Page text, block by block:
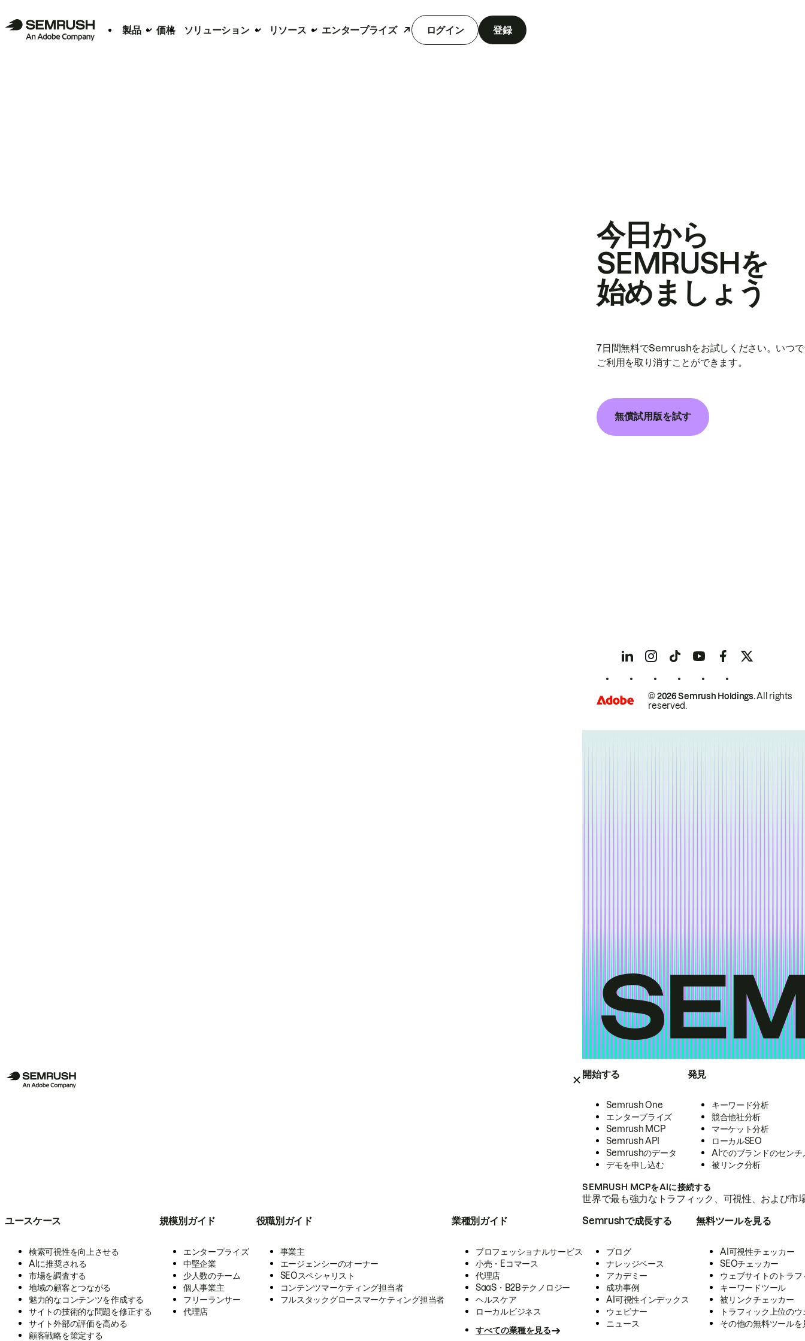
製品 価格 ソリューション リソース エンタープライズ ログイン 登録
開始する
Semrush One
エンタープライズ
Semrush MCP
Semrush API
Semrushのデータ
デモを申し込む
発見
キーワード分析
競合他社分析
マーケット分析
ローカルSEO
AIでのブランドのセンチ
被リンク分析
SEMRUSH MCPをAIに接続する
世界で最も強力なトラフィック、可視性、および
ユースケース
検索可視性を向上させる
AIに推奨される
市場を調査する
地域の顧客とつながる
魅力的なコンテンツを作成する
サイトの技術的な問題を修正する
サイト外部の評価を高める
顧客戦略を策定する
規模別ガイド
エンタープライズ
中堅企業
少人数のチーム
個人事業主
フリーランサー
代理店
役職別ガイド
事業主
エージェンシーのオーナー
SEOスペシャリスト
コンテンツマーケティング担当者
フルスタックグロースマーケティング担当者
業種別ガイド
プロフェッショナルサービス
小売・Eコマース
代理店
SaaS・B2Bテクノロジー
ヘルスケア
ローカルビジネス
すべての業種を見る
Semrushで成長する
ブログ
ナレッジベース
アカデミー
成功事例
AI可視性インデックス
ウェビナー
ニュース
無料ツールを見る
AI可視性チェッカー
SEOチェッカー
ウェブサイトのトラ
キーワードツール
被リンクチェッカー
トラフィック上位の
その他の無料ツールを
今日から
SEMRUSHを
始めましょう
7日間無料でSemrushをお試しください。いつ
ご利用を取り消すことができます。
無償試用版を試す
© 2026 Semrush Holdings.All rights
reserved.